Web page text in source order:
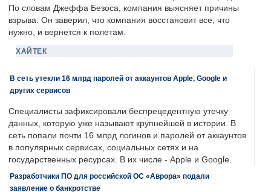
По словам Джеффа Безоса, компания выясняет причины
взрыва. Он заверил, что компания восстановит все, что
нужно, и вернется к полетам.
ХАЙТЕК
В сеть утекли 16 млрд паролей от аккаунтов Apple, Google и
других сервисов
Специалисты зафиксировали беспрецедентную утечку
данных, которую уже называют крупнейшей в истории. В
сеть попали почти 16 млрд логинов и паролей от аккаунтов
в популярных сервисах, социальных сетях и на
государственных ресурсах. В их числе - Apple и Google.
Разработчики ПО для российской ОС «Аврора» подали
заявление о банкротстве